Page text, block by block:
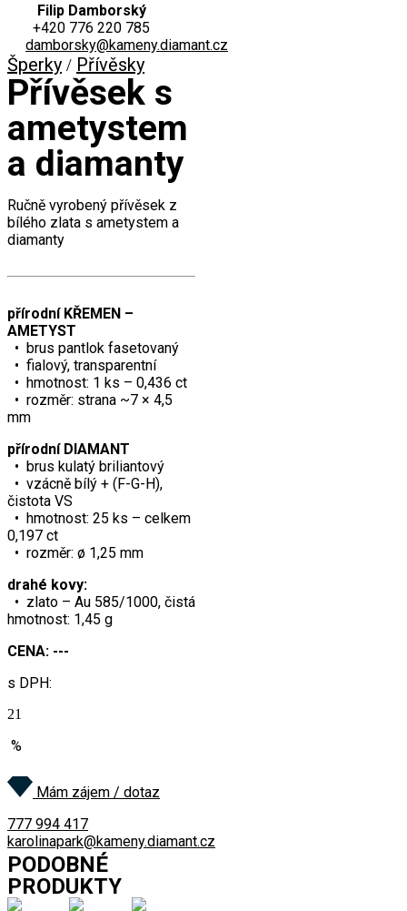
Filip Damborský
+420 776 220 785
damborsky@kameny.diamant.cz
Šperky / Přívěsky
Přívěsek s
ametystem
a diamanty
Ručně vyrobený přívěsek z
bílého zlata s ametystem a
diamanty
přírodní KŘEMEN –
AMETYST
• brus pantlok fasetovaný
• fialový, transparentní
• hmotnost: 1 ks – 0,436 ct
• rozměr: strana ~7 × 4,5
mm
přírodní DIAMANT
• brus kulatý briliantový
• vzácně bílý + (F-G-H),
čistota VS
• hmotnost: 25 ks – celkem
0,197 ct
• rozměr: ø 1,25 mm
drahé kovy:
• zlato – Au 585/1000, čistá
hmotnost: 1,45 g
CENA: ---
s DPH:
21
%
Mám zájem / dotaz
777 994 417
karolinapark@kameny.diamant.cz
PODOBNÉ
PRODUKTY